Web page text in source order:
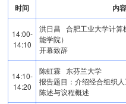
时间 内容
14:00-
14:10
洪日昌 合肥工业大学计算
能学院）
开幕致辞
14:10-
14:20
陈虹霖 东芬兰大学
报告题目：介绍经合组织
陈述与议程概述